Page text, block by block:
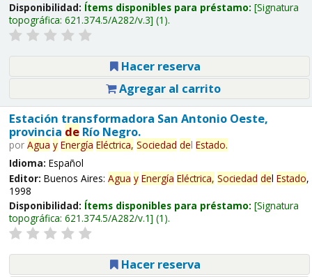
Disponibilidad: Ítems disponibles para préstamo: Signatura
topográfica: 621.374.5/A282/v.3 (1).
Hacer reserva
Agregar al carrito
Estación transformadora San Antonio Oeste,
provincia deRío Negro.
por Agua y Energía Eléctrica, Sociedad del Estado.
Idioma: Español
Editor: Buenos Aires: Agua y Energía Eléctrica, Sociedad del Estado,
1998
Disponibilidad: Ítems disponibles para préstamo: Signatura
topográfica: 621.374.5/A282/v.1 (1).
Hacer reserva